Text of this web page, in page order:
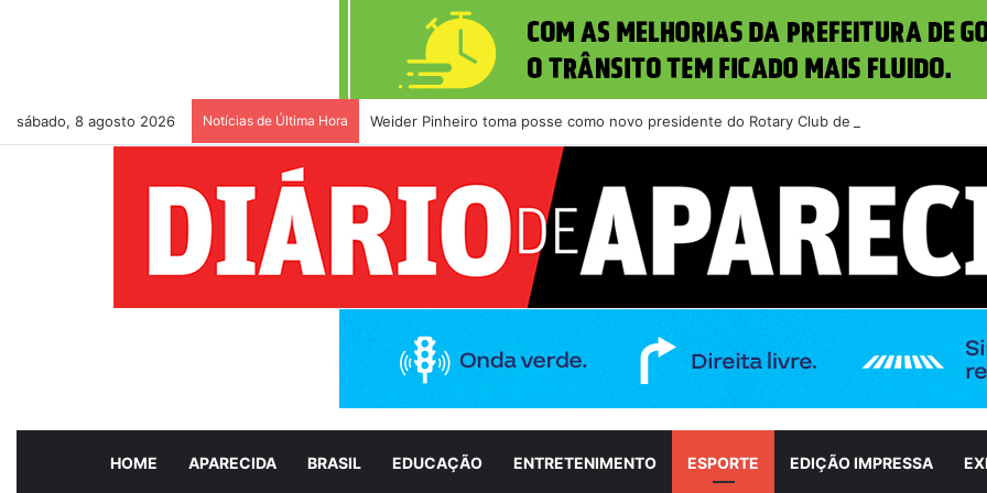
sábado, 8 agosto 2026 Notícias de Última Hora Weider Pinheiro toma posse como novo presidente do Rotary Club de Aparecida de
HOME APARECIDA BRASIL EDUCAÇÃO ENTRETENIMENTO ESPORTE EDIÇÃO IMPRESSA